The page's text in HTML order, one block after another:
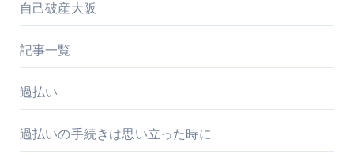
自己破産大阪
記事一覧
過払い
過払いの手続きは思い立った時に